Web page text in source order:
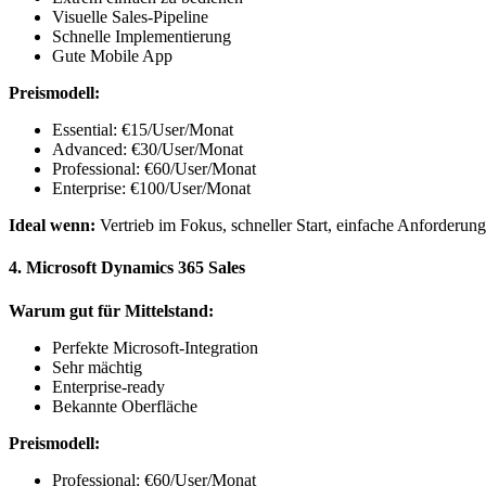
Visuelle Sales-Pipeline
Schnelle Implementierung
Gute Mobile App
Preismodell:
Essential: €15/User/Monat
Advanced: €30/User/Monat
Professional: €60/User/Monat
Enterprise: €100/User/Monat
Ideal wenn: Vertrieb im Fokus, schneller Start, einfache
4. Microsoft Dynamics 365 Sales
Warum gut für Mittelstand:
Perfekte Microsoft-Integration
Sehr mächtig
Enterprise-ready
Bekannte Oberfläche
Preismodell:
Professional: €60/User/Monat